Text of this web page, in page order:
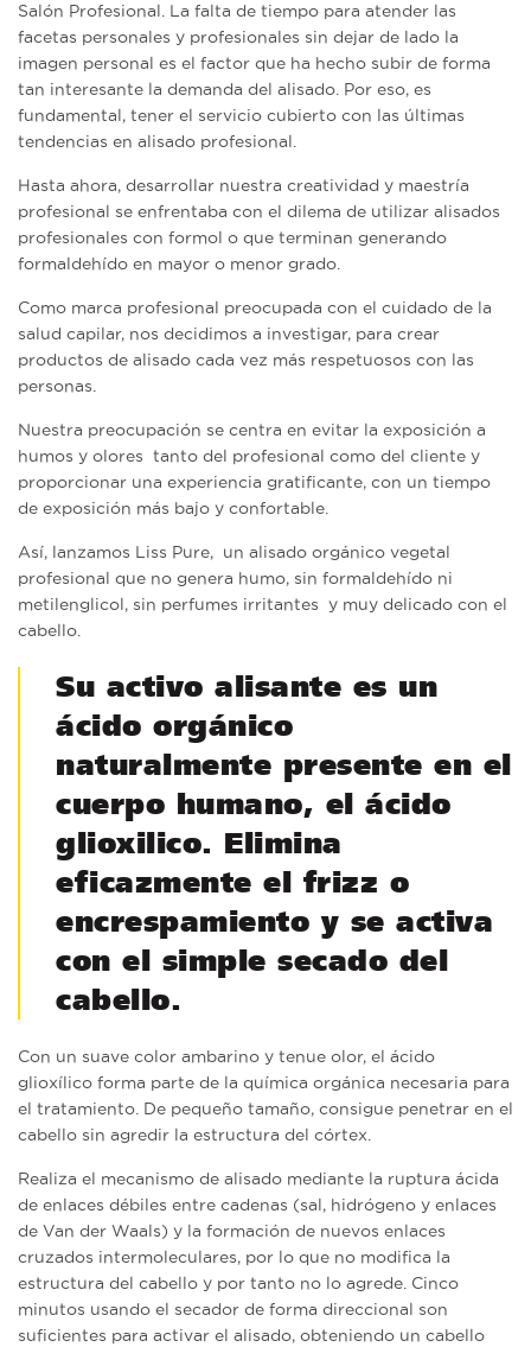
Salón Profesional. La falta de tiempo para atender las
facetas personales y profesionales sin dejar de lado la
imagen personal es el factor que ha hecho subir de forma
tan interesante la demanda del alisado. Por eso, es
fundamental, tener el servicio cubierto con las últimas
tendencias en alisado profesional.
Hasta ahora, desarrollar nuestra creatividad y maestría
profesional se enfrentaba con el dilema de utilizar alisados
profesionales con formol o que terminan generando
formaldehído en mayor o menor grado.
Como marca profesional preocupada con el cuidado de la
salud capilar, nos decidimos a investigar, para crear
productos de alisado cada vez más respetuosos con las
personas.
Nuestra preocupación se centra en evitar la exposición a
humos y olores tanto del profesional como del cliente y
proporcionar una experiencia gratificante, con un tiempo
de exposición más bajo y confortable.
Así, lanzamos Liss Pure, un alisado orgánico vegetal
profesional que no genera humo, sin formaldehído ni
metilenglicol, sin perfumes irritantes y muy delicado con el
cabello.
Su activo alisante es un
ácido orgánico
naturalmente presente en el
cuerpo humano, el ácido
glioxilico. Elimina
eficazmente el frizz o
encrespamiento y se activa
con el simple secado del
cabello.
Con un suave color ambarino y tenue olor, el ácido
glioxílico forma parte de la química orgánica necesaria para
el tratamiento. De pequeño tamaño, consigue penetrar en el
cabello sin agredir la estructura del córtex.
Realiza el mecanismo de alisado mediante la ruptura ácida
de enlaces débiles entre cadenas (sal, hidrógeno y enlaces
de Van der Waals) y la formación de nuevos enlaces
cruzados intermoleculares, por lo que no modifica la
estructura del cabello y por tanto no lo agrede. Cinco
minutos usando el secador de forma direccional son
suficientes para activar el alisado, obteniendo un cabello